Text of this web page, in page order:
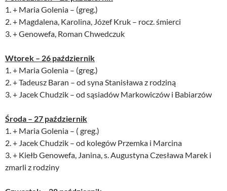
1. + Maria Golenia – (greg.)
2. + Magdalena, Karolina, Józef Kruk – rocz. śmierci
3. + Genowefa, Roman Chwedczuk
Wtorek – 26 październik
1. + Maria Golenia – (greg.)
2. + Tadeusz Baran – od syna Stanisława z rodziną
3. + Jacek Chudzik – od sąsiadów Markowiczów i Babiarzów
Środa – 27 październik
1. + Maria Golenia – ( greg.)
2. + Jacek Chudzik – od kolegów Przemka i Marcina
3. + Kiełb Genowefa, Janina, s. Augustyna Czesława Marek i
zmarli z rodziny